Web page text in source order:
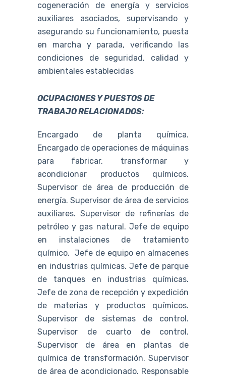
cogeneración de energía y servicios
auxiliares asociados, supervisando y
asegurando su funcionamiento, puesta
en marcha y parada, verificando las
condiciones de seguridad, calidad y
ambientales establecidas
OCUPACIONES Y PUESTOS DE
TRABAJO RELACIONADOS:
Encargado de planta química.
Encargado de operaciones de máquinas
para fabricar, transformar y
acondicionar productos químicos.
Supervisor de área de producción de
energía. Supervisor de área de servicios
auxiliares. Supervisor de refinerías de
petróleo y gas natural. Jefe de equipo
en instalaciones de tratamiento
químico. Jefe de equipo en almacenes
en industrias químicas. Jefe de parque
de tanques en industrias químicas.
Jefe de zona de recepción y expedición
de materias y productos químicos.
Supervisor de sistemas de control.
Supervisor de cuarto de control.
Supervisor de área en plantas de
química de transformación. Supervisor
de área de acondicionado. Responsable